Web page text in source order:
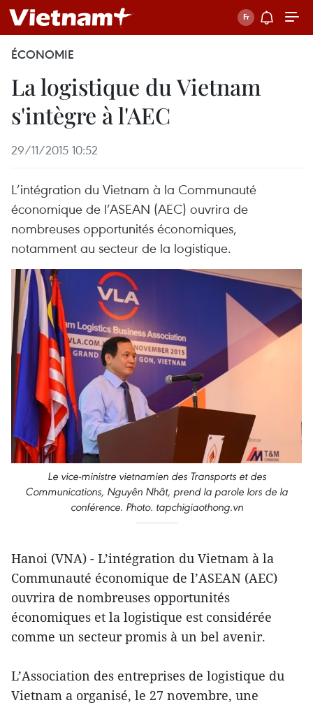
ÉCONOMIE
La logistique du Vietnam
s'intègre à l'AEC
29/11/2015 10:52
L’intégration du Vietnam à la Communauté
économique de l’ASEAN (AEC) ouvrira de
nombreuses opportunités économiques,
notamment au secteur de la logistique.
Le vice-ministre vietnamien des Transports et des
Communications, Nguyên Nhât, prend la parole lors de la
conférence. Photo. tapchigiaothong.vn
Hanoi (VNA) - L’intégration du Vietnam à la
Communauté économique de l’ASEAN (AEC)
ouvrira de nombreuses opportunités
économiques et la logistique est considérée
comme un secteur promis à un bel avenir.
L’Association des entreprises de logistique du
Vietnam a organisé, le 27 novembre, une